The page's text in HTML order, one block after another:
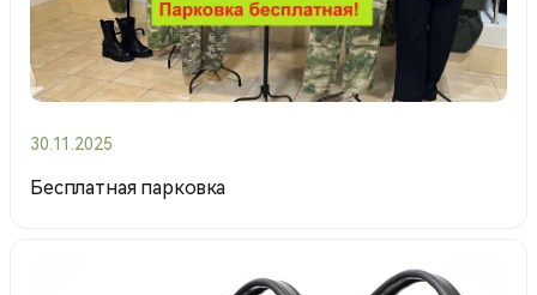
30.11.2025
Бесплатная парковка